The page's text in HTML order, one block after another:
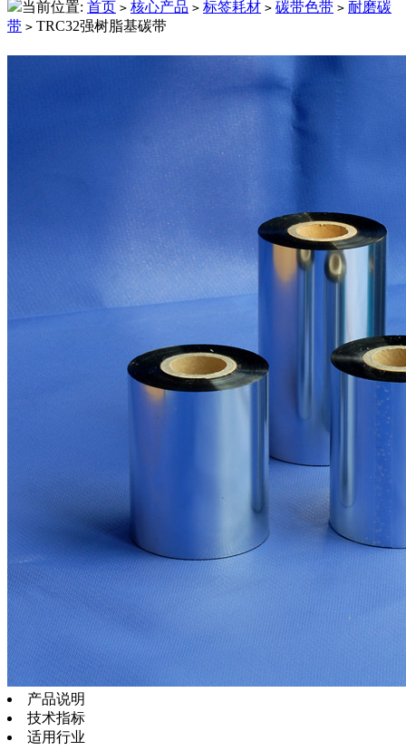
当前位置: 首页 > 核心产品 > 标签耗材 > 碳带色带 > 耐磨碳
带 > TRC32强树脂基碳带
产品说明
技术指标
适用行业